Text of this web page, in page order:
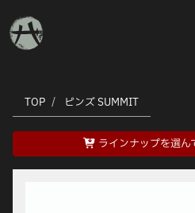
TOP ピンズ SUMMIT
ラインナップを選ん